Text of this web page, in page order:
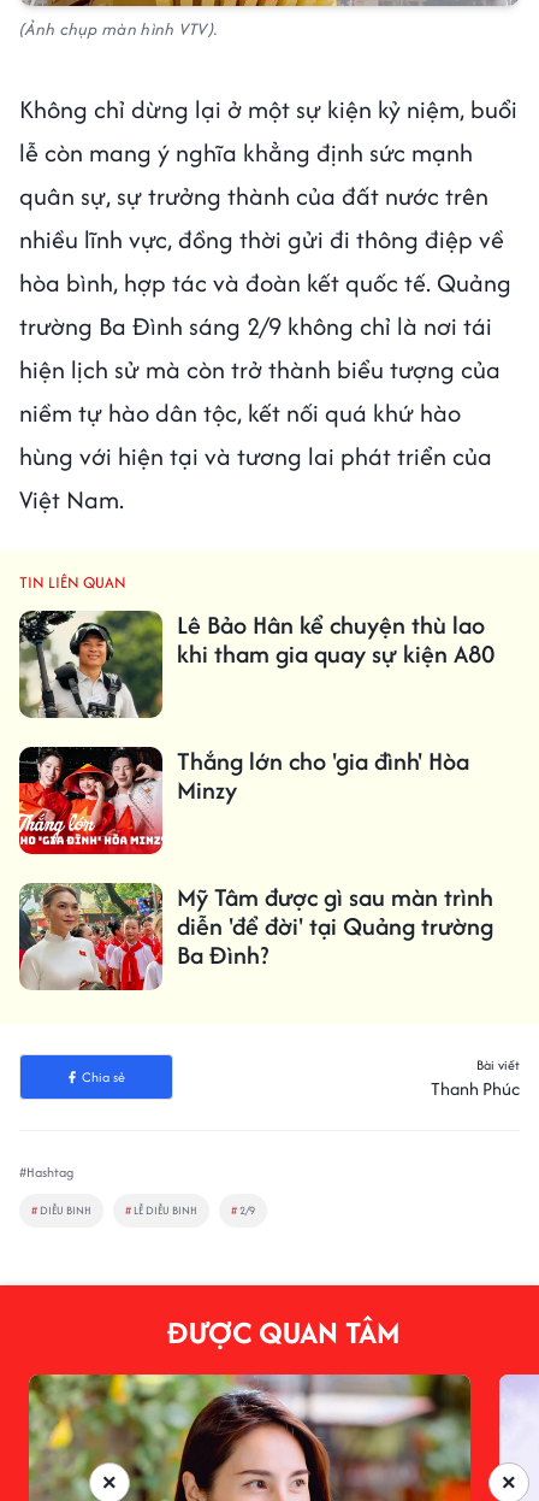
(Ảnh chụp màn hình VTV).
Không chỉ dừng lại ở một sự kiện kỷ niệm, buổi
lễ còn mang ý nghĩa khẳng định sức mạnh
quân sự, sự trưởng thành của đất nước trên
nhiều lĩnh vực, đồng thời gửi đi thông điệp về
hòa bình, hợp tác và đoàn kết quốc tế. Quảng
trường Ba Đình sáng 2/9 không chỉ là nơi tái
hiện lịch sử mà còn trở thành biểu tượng của
niềm tự hào dân tộc, kết nối quá khứ hào
hùng với hiện tại và tương lai phát triển của
Việt Nam.
TIN LIÊN QUAN
Lê Bảo Hân kể chuyện thù lao
khi tham gia quay sự kiện A80
Thắng lớn cho 'gia đình' Hòa
Minzy
Mỹ Tâm được gì sau màn trình
diễn 'để đời' tại Quảng trường
Ba Đình?
Chia sẻ
Bài viết
Thanh Phúc
#Hashtag
# DIỄU BINH # LỄ DIỄU BINH #2/9
ĐƯỢC QUAN TÂM
×
×